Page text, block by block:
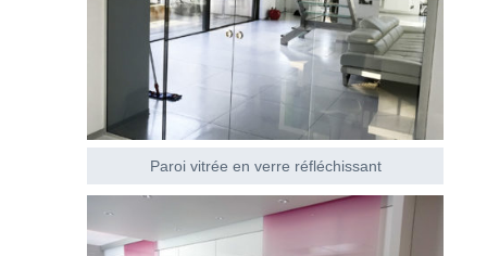
Paroi vitrée en verre réfléchissant